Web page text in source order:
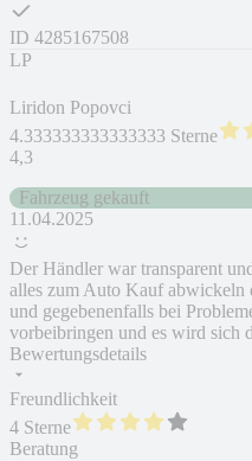
ID 4285167508
LP
Liridon Popovci
4.333333333333333 Sterne
4,3
Fahrzeug gekauft
11.04.2025
Der Händler war transparent
alles zum Auto Kauf abwickeln
und gegebenenfalls bei
vorbeibringen und es wird sich
Bewertungsdetails
Freundlichkeit
4 Sterne
Beratung